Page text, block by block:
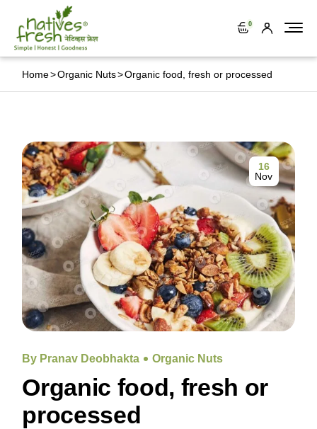
0
Home Organic Nuts Organic food, fresh or processed
16
Nov
By Pranav Deobhakta Organic Nuts
Organic food, fresh or
processed